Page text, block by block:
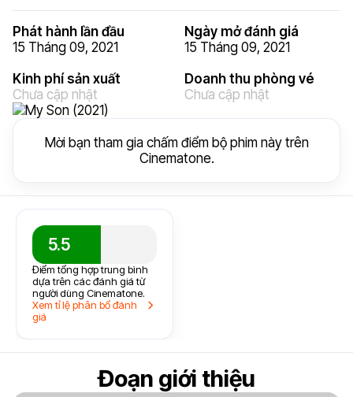
Phát hành lần đầu
15 Tháng 09, 2021
Ngày mở đánh giá
15 Tháng 09, 2021
Kinh phí sản xuất
Chưa cập nhật
Doanh thu phòng vé
Chưa cập nhật
Mời bạn tham gia chấm điểm bộ phim này trên
Cinematone.
5.5
Điểm tổng hợp trung bình
dựa trên các đánh giá từ
người dùng Cinematone.
Xem tỉ lệ phân bổ đánh
giá
Đoạn giới thiệu